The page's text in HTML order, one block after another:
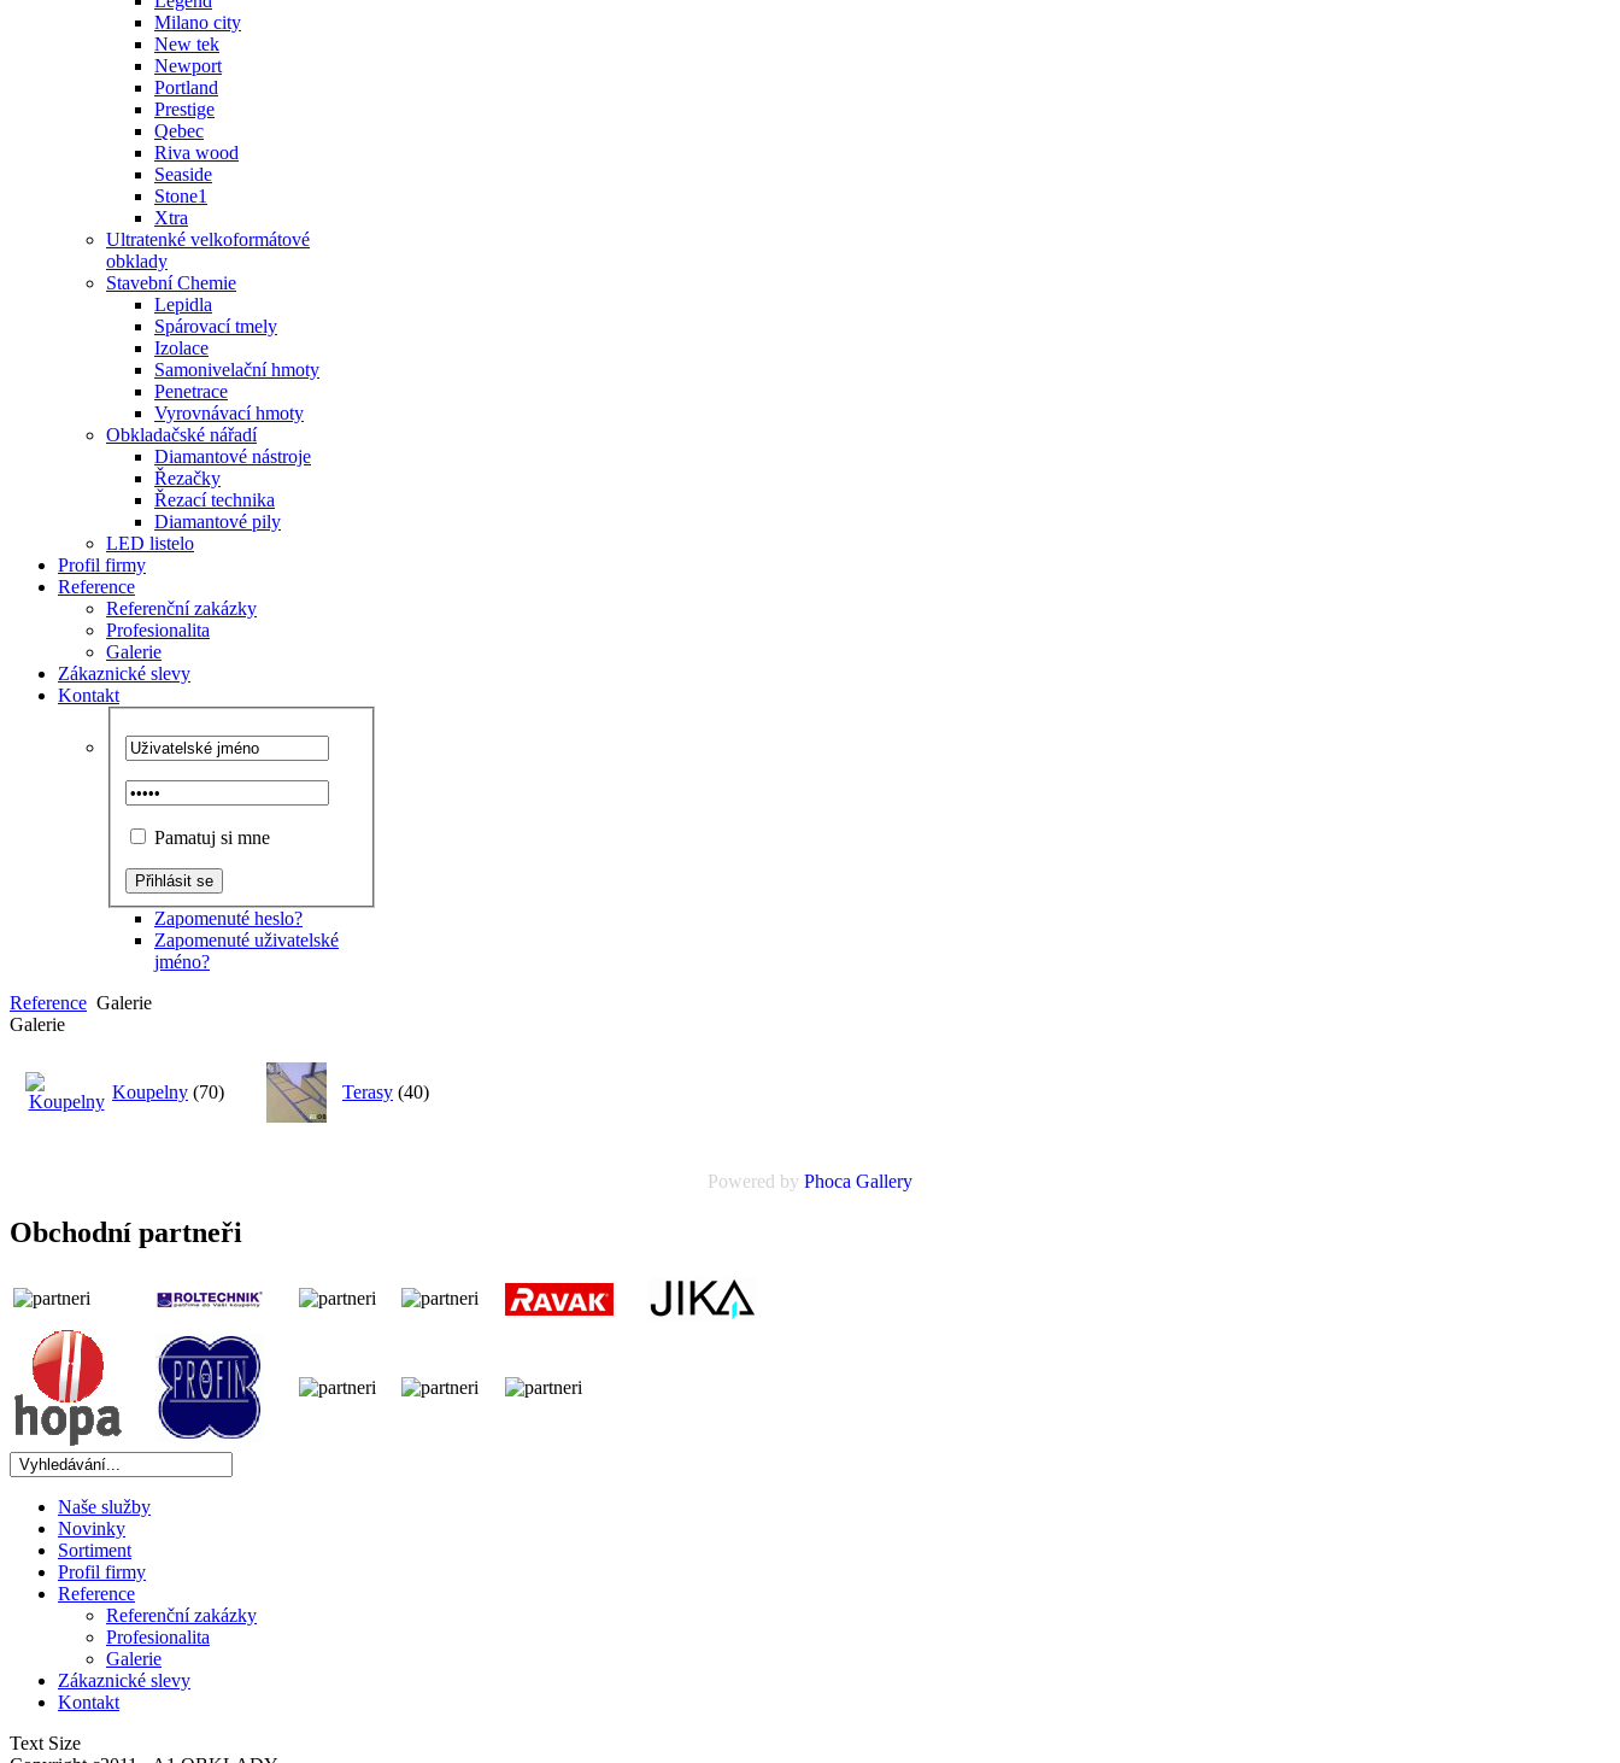
Milano city
New tek
Newport
Portland
Prestige
Qebec
Riva wood
Seaside
Stone1
Xtra
Ultratenké velkoformátové
obklady
Stavební Chemie
Lepidla
Spárovací tmely
Izolace
Samonivelační hmoty
Penetrace
Vyrovnávací hmoty
Obkladačské nářadí
Diamantové nástroje
Řezačky
Řezací technika
Diamantové pily
LED listelo
Profil firmy
Reference
Referenční zakázky
Profesionalita
Galerie
Zákaznické slevy
Kontakt
Pamatuj si mne
Zapomenuté heslo?
Zapomenuté uživatelské
jméno?
Reference Galerie
Galerie
Koupelny (70) Terasy (40)
Powered by Phoca Gallery
Obchodní partneři
Naše služby
Novinky
Sortiment
Profil firmy
Reference
Referenční zakázky
Profesionalita
Galerie
Zákaznické slevy
Kontakt
Text Size